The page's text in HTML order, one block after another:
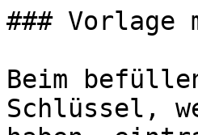
###
Beim
Schlüssel,